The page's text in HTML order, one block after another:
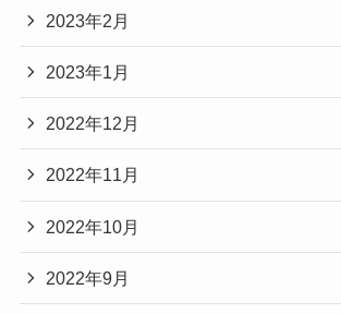
2023年2月
2023年1月
2022年12月
2022年11月
2022年10月
2022年9月